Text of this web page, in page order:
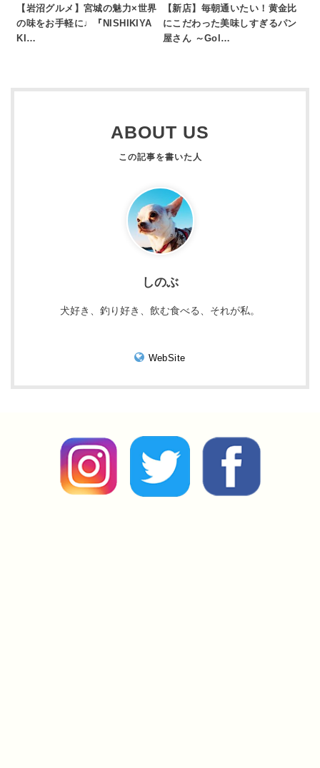
【岩沼グルメ】宮城の魅力×世界
の味をお手軽に♩『NISHIKIYA
KI…
【新店】毎朝通いたい！黄金比
にこだわった美味しすぎるパン
屋さん ～Gol…
ABOUT US
しのぶ
犬好き、釣り好き、飲む食べる、それが私。
WebSite